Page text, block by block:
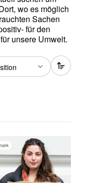
wo es möglich
Sachen
für den
unsere Umwelt.